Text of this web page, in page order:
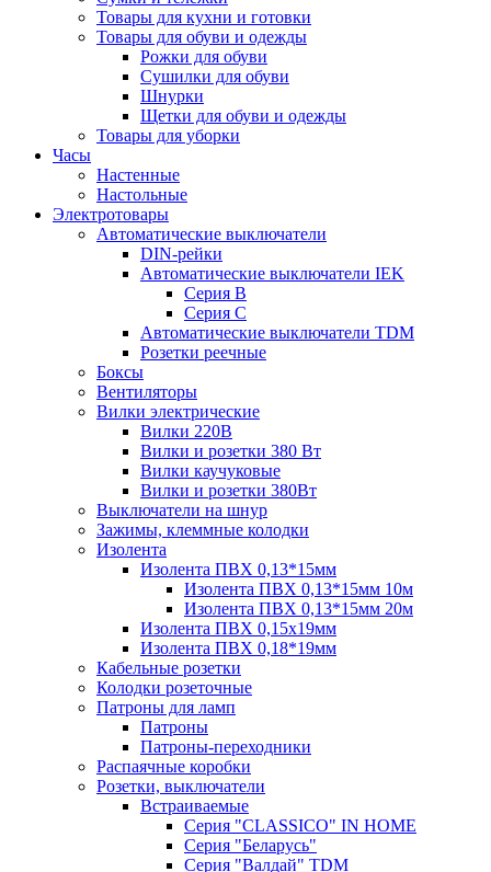
Товары для кухни и готовки
Товары для обуви и одежды
Рожки для обуви
Сушилки для обуви
Шнурки
Щетки для обуви и одежды
Товары для уборки
Часы
Настенные
Настольные
Электротовары
Автоматические выключатели
DIN-рейки
Автоматические выключатели IEK
Серия B
Серия С
Автоматические выключатели TDM
Розетки реечные
Боксы
Вентиляторы
Вилки электрические
Вилки 220В
Вилки и розетки 380 Вт
Вилки каучуковые
Вилки и розетки 380Вт
Выключатели на шнур
Зажимы, клеммные колодки
Изолента
Изолента ПВХ 0,13*15мм
Изолента ПВХ 0,13*15мм 10м
Изолента ПВХ 0,13*15мм 20м
Изолента ПВХ 0,15х19мм
Изолента ПВХ 0,18*19мм
Кабельные розетки
Колодки розеточные
Патроны для ламп
Патроны
Патроны-переходники
Распаячные коробки
Розетки, выключатели
Встраиваемые
Серия "CLASSICO" IN HOME
Серия "Беларусь"
Серия "Валдай" TDM